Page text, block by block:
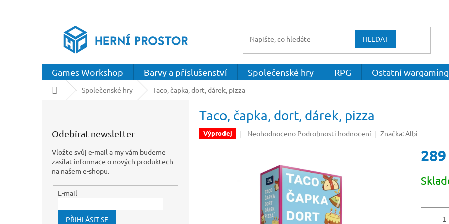
na
HLEDAT
Games Workshop Barvy a příslušenství Společenské hry RPG Ostatní wargaming
Domů Společenské hry Taco, čapka, dort, dárek, pizza
Odebírat newsletter
Vložte svůj e-mail a my vám budeme
zasílat informace o nových produktech
na našem e-shopu.
E-mail
PŘIHLÁSIT SE
Taco, čapka, dort, dárek, pizza
Výprodej
Průměrné
hvězdiček.
Neohodnoceno Podrobnosti hodnocení Značka:Albi
cena: